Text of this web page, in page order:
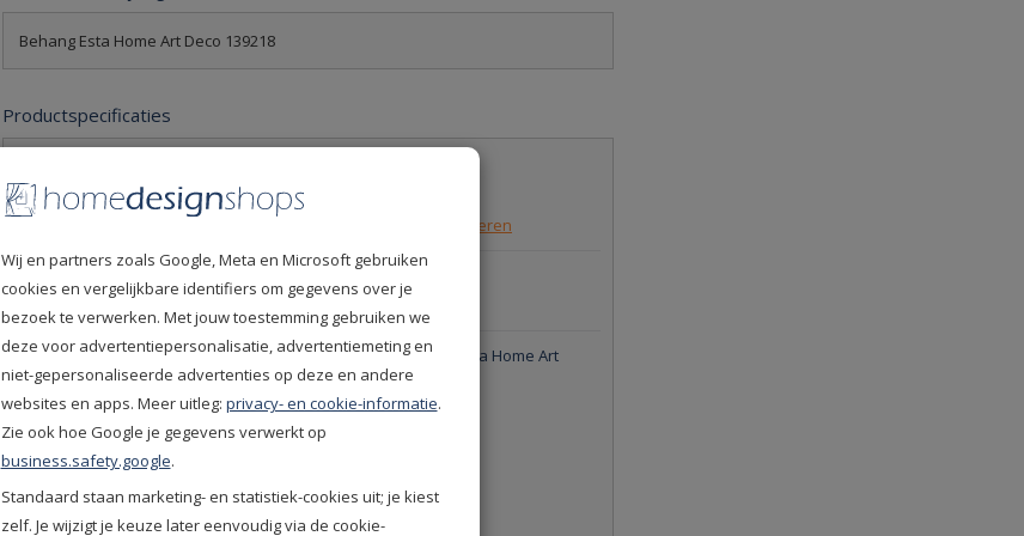
Behang Esta Home Art Deco 139218
Productspecificaties
Leverdatum
30 dagen gratis retourneren
Productcode
139218
Productgroep
Esta Home Behang - Esta Home Art
Deco Behang
Kleur
Roze
Merken
Esta Home
Collectie
Soort behang
Normaal behang
Product
Vliesbehang
Wij en partners zoals Google, Meta en Microsoft gebruiken
cookies en vergelijkbare identifiers om gegevens over je
bezoek te verwerken. Met jouw toestemming gebruiken we
deze voor advertentiepersonalisatie, advertentiemeting en
niet-gepersonaliseerde advertenties op deze en andere
websites en apps. Meer uitleg: privacy- en cookie-informatie.
Zie ook hoe Google je gegevens verwerkt op
business.safety.google.
Standaard staan marketing- en statistiek-cookies uit; je kiest
zelf. Je wijzigt je keuze later eenvoudig via de cookie-